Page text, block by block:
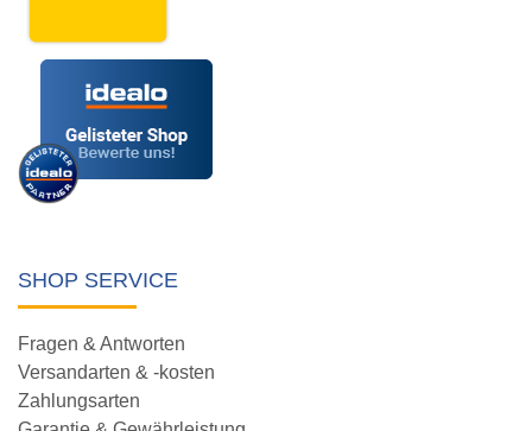
SHOP SERVICE
Fragen & Antworten
Versandarten & -kosten
Zahlungsarten